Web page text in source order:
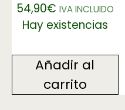
54,90€ IVA INCLUIDO
Hay existencias
Añadir al
carrito